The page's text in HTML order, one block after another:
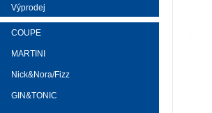
Výprodej
COUPE
MARTINI
Nick&Nora/Fizz
GIN&TONIC